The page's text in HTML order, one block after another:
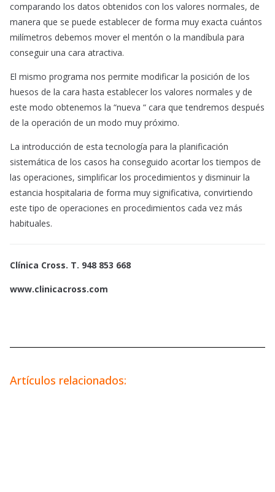
comparando los datos obtenidos con los valores normales, de
manera que se puede establecer de forma muy exacta cuántos
milímetros debemos mover el mentón o la mandíbula para
conseguir una cara atractiva.
El mismo programa nos permite modificar la posición de los
huesos de la cara hasta establecer los valores normales y de
este modo obtenemos la “nueva “ cara que tendremos después
de la operación de un modo muy próximo.
La introducción de esta tecnología para la planificación
sistemática de los casos ha conseguido acortar los tiempos de
las operaciones, simplificar los procedimientos y disminuir la
estancia hospitalaria de forma muy significativa, convirtiendo
este tipo de operaciones en procedimientos cada vez más
habituales.
Clínica Cross. T. 948 853 668
www.clinicacross.com
Artículos relacionados: